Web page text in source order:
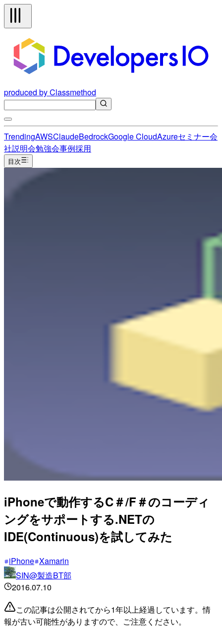
produced by Classmethod
TrendingAWSClaudeBedrockGoogle CloudAzureセミナー会
社説明会勉強会事例採用
目次
iPhoneで動作するC＃/F＃のコーディ
ングをサポートする.NETの
IDE(Continuous)を試してみた
iPhone Xamarin
SIN@製造BT部
2016.07.10
この記事は公開されてから1年以上経過しています。情
報が古い可能性がありますので、ご注意ください。